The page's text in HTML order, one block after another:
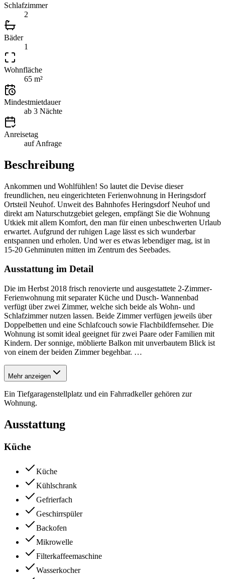
Schlafzimmer
2
Bäder
1
Wohnfläche
65 m²
Mindestmietdauer
ab 3 Nächte
Anreisetag
auf Anfrage
Beschreibung
Ankommen und Wohlfühlen! So lautet die Devise dieser
freundlichen, neu eingerichteten Ferienwohnung in Heringsdorf
Ortsteil Neuhof. Unweit des Bahnhofes Heringsdorf Neuhof und
direkt am Naturschutzgebiet gelegen, empfängt Sie die Wohnung
Utkiek mit allem Komfort, den man für einen unbeschwerten Urlaub
erwartet. Aufgrund der ruhigen Lage lässt es sich wunderbar
entspannen und erholen. Und wer es etwas lebendiger mag, ist in
15-20 Gehminuten mitten im Zentrum des Seebades.
Ausstattung im Detail
Die im Herbst 2018 frisch renovierte und ausgestattete 2-Zimmer-
Ferienwohnung mit separater Küche und Dusch- Wannenbad
verfügt über zwei Zimmer, welche sich beide als Wohn- und
Schlafzimmer nutzen lassen. Beide Zimmer verfügen jeweils über
Doppelbetten und eine Schlafcouch sowie Flachbildfernseher. Die
Wohnung ist somit ideal geeignet für zwei Paare oder Familien mit
Kindern. Der sonnige, möblierte Balkon mit unverbautem Blick ist
von einem der beiden Zimmer begehbar. …
Mehr anzeigen
Ein Tiefgaragenstellplatz und ein Fahrradkeller gehören zur
Wohnung.
Ausstattung
Küche
Küche
Kühlschrank
Gefrierfach
Geschirrspüler
Backofen
Mikrowelle
Filterkaffeemaschine
Wasserkocher